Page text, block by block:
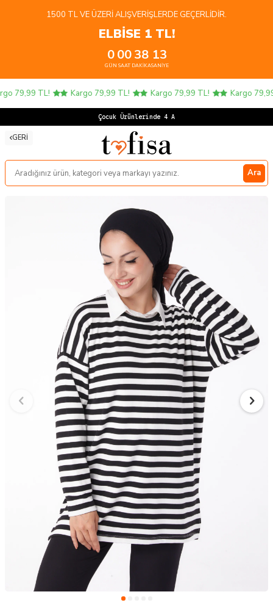
1500 TL VE ÜZERI ALIŞVERIŞLERDE GEÇERLIDIR.
ELBİSE 1 TL!
0
GÜN
00
SAAT
38
DAKIKA
12
SANIYE
79,99 TL! Kargo 79,99 TL! Kargo 79,99 TL! Kargo 79,99
Çocuk Ürünlerinde 4 AL
GERI
Ara